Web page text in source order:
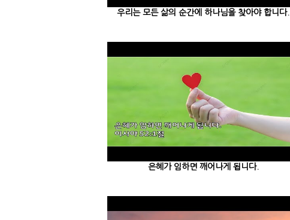
우리는 모든 삶의 순간에 하나님을 찾아야 합니다.
은혜가 임하면 깨어나게 됩니다.